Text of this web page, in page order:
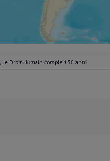
Le Droit Humain compie 130 anni